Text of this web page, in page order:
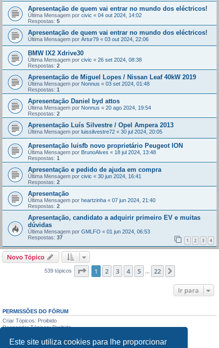
Este site utiliza cookies para lhe proporcionar
Apresentação de quem vai entrar no mundo dos eléctricos!
Última Mensagem por civic « 04 out 2024, 14:02
Respostas: 5
Apresentação de quem vai entrar no mundo dos eléctricos!
Última Mensagem por Artur79 « 03 out 2024, 22:06
BMW IX2 Xdrive30
Última Mensagem por civic « 26 set 2024, 08:38
Respostas: 2
Apresentação de Miguel Lopes / Nissan Leaf 40kW 2019
Última Mensagem por Nonnus « 03 set 2024, 01:48
Respostas: 1
Apresentação Daniel byd attos
Última Mensagem por Nonnus « 20 ago 2024, 19:54
Respostas: 2
Apresentação Luís Silvestre / Opel Ampera 2013
Última Mensagem por luissilvestre72 « 30 jul 2024, 20:05
Apresentação luisfb novo proprietário Peugeot ION
Última Mensagem por BrunoAlves « 18 jul 2024, 13:48
Respostas: 1
Apresentação e pedido de ajuda em compra
Última Mensagem por civic « 30 jun 2024, 16:41
Respostas: 2
Apresentação
Última Mensagem por heartzinha « 07 jun 2024, 21:40
Respostas: 2
Apresentação, candidato a adquirir primeiro EV e muitas
dúvidas
Última Mensagem por GMLFO « 01 jun 2024, 06:53
Respostas: 37 1 2 3 4
Novo Tópico
539 tópicos Página de 22
1 2 3 4 5 22
Ir para
PERMISSÕES DO FÓRUM
Criar Tópicos: Proibido
Responder Tópicos: Proibido
Apagar Mensagens: Proibido